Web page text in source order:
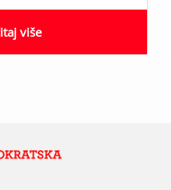
više